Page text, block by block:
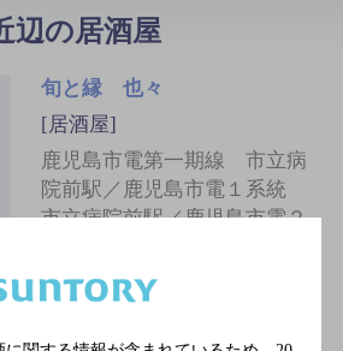
辺の居酒屋
旬と縁 也々
[居酒屋]
鹿児島市電第一期線 市立病
院前駅／鹿児島市電１系統
市立病院前駅／鹿児島市電２
電第一期線 天文館通駅／鹿
児島市電１系統 天文館通駅